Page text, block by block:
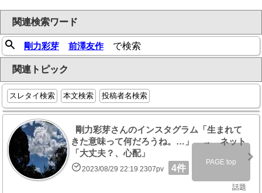
関連検索ワード
剛力彩芽 前澤友作 で検索
関連トピック
スレタイ検索 本文検索 投稿者名検索
剛力彩芽さんのインスタグラム「生まれて
きた意味って何だろうね。…」 → ネット
「大丈夫？、心配」
2023/08/29 22:19 2307pv 4件
話題
PAGE top